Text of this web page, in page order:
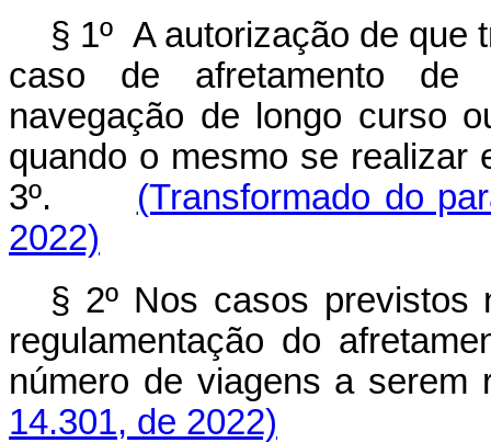
§ 1ºA autorização de que
caso de afretamento de
navegação de longo curso
quando o mesmo se realizar
3º. (Transformado do
2022)
§ 2º Nos casos
regulamentação do
número de viagens a
14.301, de 2022)